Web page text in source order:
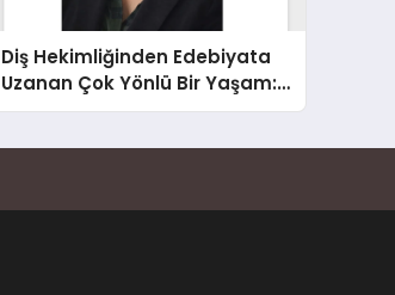
Diş Hekimliğinden Edebiyata
Uzanan Çok Yönlü Bir Yaşam:
Yeşim Şahin Yaman